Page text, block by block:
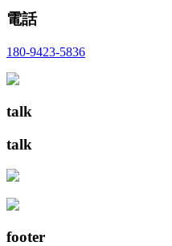
電話
180-9423-5836
talk
talk
footer